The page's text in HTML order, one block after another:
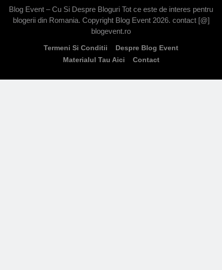
Blog Event – Cu Si Despre Bloguri Tot ce este de interes pentru
blogerii din Romania. Copyright Blog Event 2026. contact [@]
blogevent.ro
Termeni Si Conditii
Despre Blog Event
Materialul Tau Aici
Contact